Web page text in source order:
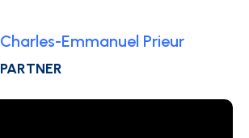
Charles-Emmanuel Prieur
PARTNER